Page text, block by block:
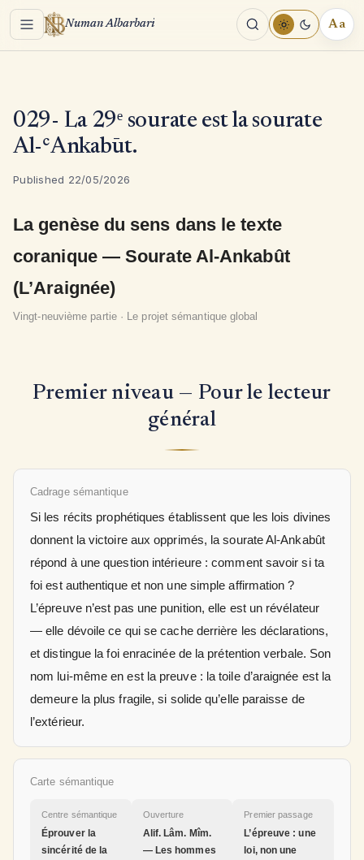
Menu Numan Albarbari Aa
029- La 29ᵉ sourate est la sourate
Al-ʿAnkabūt.
Published 22/05/2026
La genèse du sens dans le texte
coranique — Sourate Al-Ankabût
(L’Araignée)
Vingt-neuvième partie · Le projet sémantique global
Premier niveau — Pour le lecteur
général
Cadrage sémantique
Si les récits prophétiques établissent que les lois divines
donnent la victoire aux opprimés, la sourate Al-Ankabût
répond à une question intérieure : comment savoir si ta
foi est authentique et non une simple affirmation ?
L’épreuve n’est pas une punition, elle est un révélateur
— elle dévoile ce qui se cache derrière les déclarations,
et distingue la foi enracinée de la prétention verbale. Son
nom lui-même en est la preuve : la toile d’araignée est la
demeure la plus fragile, si solide qu’elle paraisse de
l’extérieur.
Carte sémantique
Centre sémantique
Éprouver la
sincérité de la
Ouverture
Alif. Lâm. Mîm.
— Les hommes
Premier passage
L’épreuve : une
loi, non une